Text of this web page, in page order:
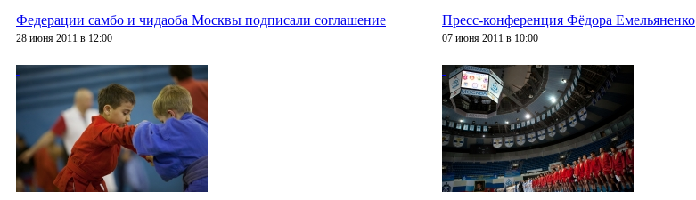
Федерации самбо и чидаоба Москвы подписали соглашение
28 июня 2011 в 12:00
Пресс-конференция Фёдора Емельяненко
07 июня 2011 в 10:00